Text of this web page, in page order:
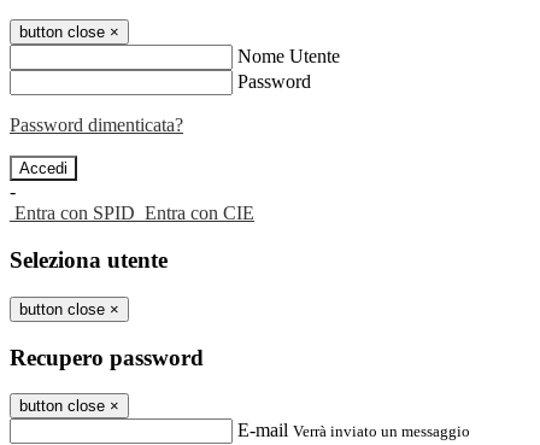
button close ×
Nome Utente
Password
Password dimenticata?
-
Entra con SPID Entra con CIE
Seleziona utente
button close ×
Recupero password
button close ×
E-mail Verrà inviato un messaggio